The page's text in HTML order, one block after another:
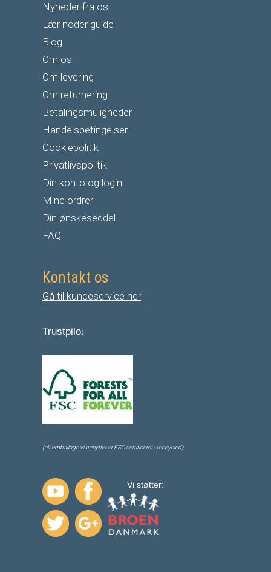
Nyheder fra os
Lær noder guide
Blog
Om os
Om levering
Om returnering
Betalingsmuligheder
Handelsbetingelser
Cookiepolitik
Privatlivspolitik
Din konto og login
Mine ordrer
Din ønskeseddel
FAQ
Kontakt os
Gå til kundeservice her
Trustpilot
(alt emballage vi benytter er FSC certificeret - receycled)
Vi støtter: